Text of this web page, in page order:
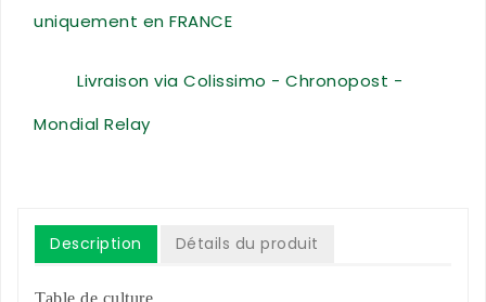
uniquement en FRANCE
Livraison via Colissimo - Chronopost -
Mondial Relay
Description Détails du produit